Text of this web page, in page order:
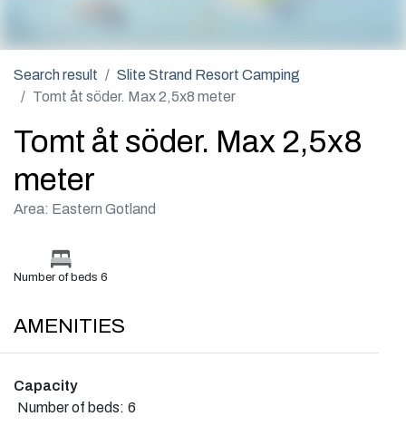
Search result
Slite Strand Resort Camping
Tomt åt söder. Max 2,5x8 meter
Tomt åt söder. Max 2,5x8
meter
Area: Eastern Gotland
Number of beds 6
AMENITIES
Capacity
Number of beds: 6